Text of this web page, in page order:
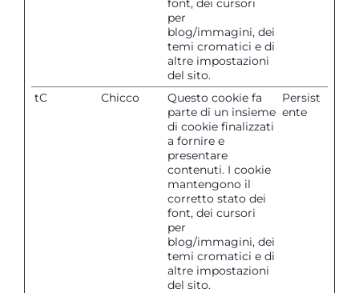
font, dei cursori
per
blog/immagini, dei
temi cromatici e di
altre impostazioni
del sito.
tC Chicco
Questo cookie fa
parte di un insieme
di cookie finalizzati
a fornire e
presentare
contenuti. I cookie
mantengono il
corretto stato dei
font, dei cursori
per
blog/immagini, dei
temi cromatici e di
altre impostazioni
del sito.
Persist
ente